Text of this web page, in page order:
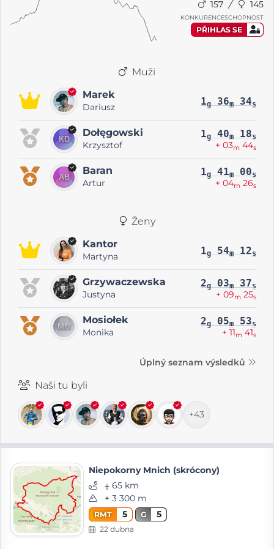
157 145
KONKURENCESCHOPNOST
PŘIHLAS SE
Muži
Marek
Dariusz 1g 36m 34s
Dołęgowski
Krzysztof
1g 40m 18s
+ 03m 44s
Baran
Artur
1g 41m 00s
+ 04m 26s
Ženy
Kantor
Martyna 1g 54m 12s
Grzywaczewska
Justyna
2g 03m 37s
+ 09m 25s
Mosiołek
Monika
2g 05m 53s
+ 11m 41s
Úplný seznam výsledků
Naši tu byli
+43
Niepokorny Mnich (skrócony)
⨦ 65 km
+ 3 300 m
RMT 5 G 5
22 dubna